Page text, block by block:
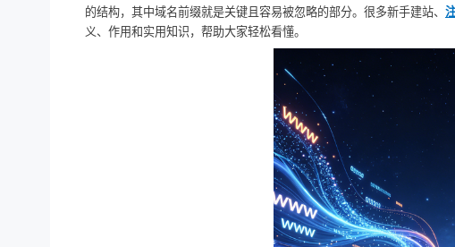
的结构，其中域名前缀就是关键且容易被忽略的部分。很多新手建站、
义、作用和实用知识，帮助大家轻松看懂。